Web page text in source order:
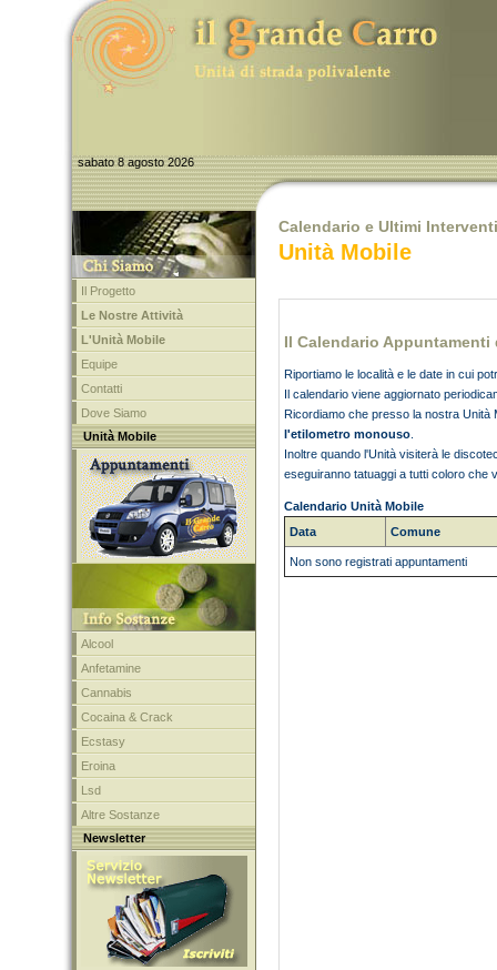
sabato 8 agosto 2026
Il Progetto
Le Nostre Attività
L'Unità Mobile
Equipe
Contatti
Dove Siamo
Unità Mobile
Alcool
Anfetamine
Cannabis
Cocaina & Crack
Ecstasy
Eroina
Lsd
Altre Sostanze
Newsletter
Calendario e Ultimi Interventi
Unità Mobile
Il Calendario
Riportiamo le località e le date in cui
Il calendario viene aggiornato
Ricordiamo che presso la nostra Unità
l'etilometro monouso
Inoltre quando l'Unità visiterà le
eseguiranno tatuaggi a tutti coloro che
Calendario Unità Mobile
Data
Comune
Non sono registrati appuntamenti